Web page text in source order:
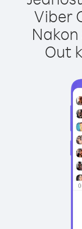
Viber
Out